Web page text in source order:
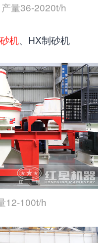
量36-2020t/h
机、HX制砂机
12-100t/h